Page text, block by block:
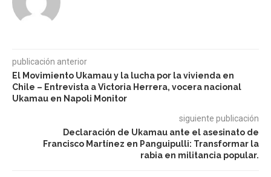
publicación anterior
El Movimiento Ukamau y la lucha por la vivienda en
Chile – Entrevista a Victoria Herrera, vocera nacional
Ukamau en Napoli Monitor
siguiente publicación
Declaración de Ukamau ante el asesinato de
Francisco Martínez en Panguipulli: Transformar la
rabia en militancia popular.